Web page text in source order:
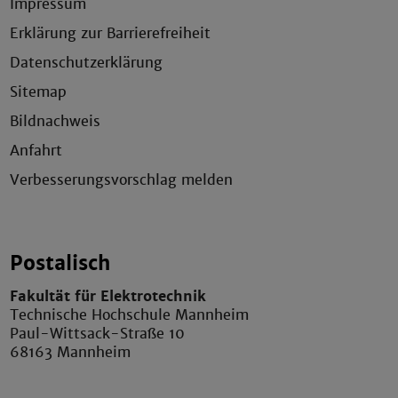
Impressum
Erklärung zur Barrierefreiheit
Datenschutzerklärung
Sitemap
Bildnachweis
Anfahrt
Verbesserungsvorschlag melden
Postalisch
Fakultät für Elektrotechnik
Technische Hochschule Mannheim
Paul-Wittsack-Straße 10
68163 Mannheim